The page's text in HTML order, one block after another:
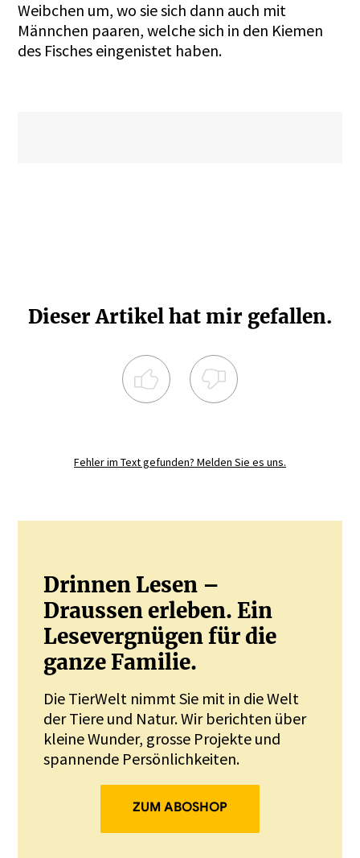
Weibchen um, wo sie sich dann auch mit
Männchen paaren, welche sich in den Kiemen
des Fisches eingenistet haben.
Dieser Artikel hat mir gefallen.
Fehler im Text gefunden? Melden Sie es uns.
Drinnen Lesen –
Draussen erleben. Ein
Lesevergnügen für die
ganze Familie.
Die TierWelt nimmt Sie mit in die Welt
der Tiere und Natur. Wir berichten über
kleine Wunder, grosse Projekte und
spannende Persönlichkeiten.
ZUM ABOSHOP